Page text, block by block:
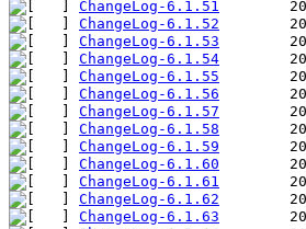
ChangeLog-6.1.51
ChangeLog-6.1.52
ChangeLog-6.1.53
ChangeLog-6.1.54
ChangeLog-6.1.55
ChangeLog-6.1.56
ChangeLog-6.1.57
ChangeLog-6.1.58
ChangeLog-6.1.59
ChangeLog-6.1.60
ChangeLog-6.1.61
ChangeLog-6.1.62
ChangeLog-6.1.63